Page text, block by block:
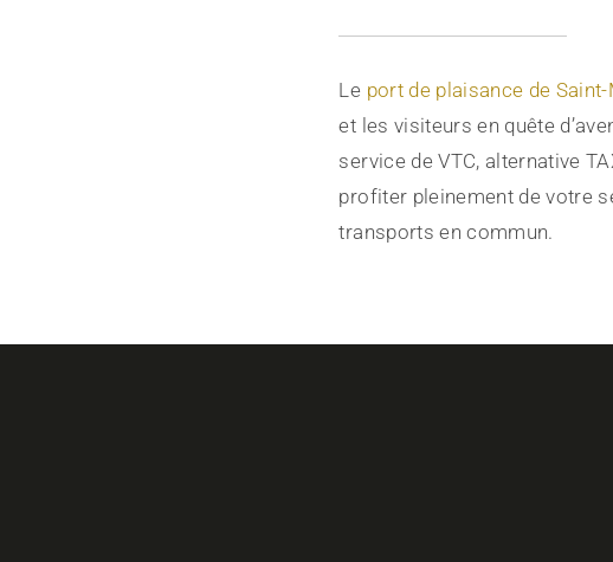
Le port de plaisance de
et les visiteurs en quête
service de VTC, alternative
profiter pleinement de votre
transports en commun.